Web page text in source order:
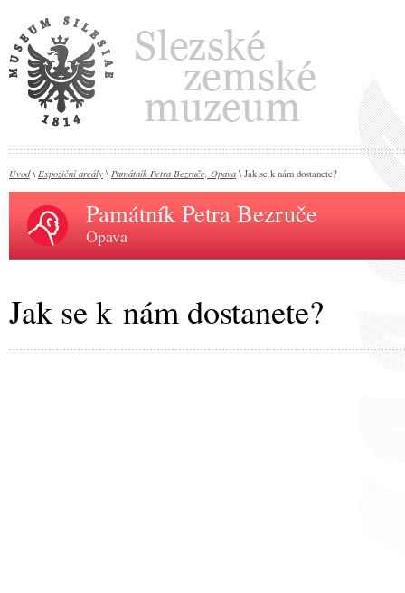
Úvod\ Expoziční areály \ Památník Petra Bezruče, Opava \ Jak se k nám dostanete?
Památník Petra Bezruče
Opava
Jak se k nám dostanete?